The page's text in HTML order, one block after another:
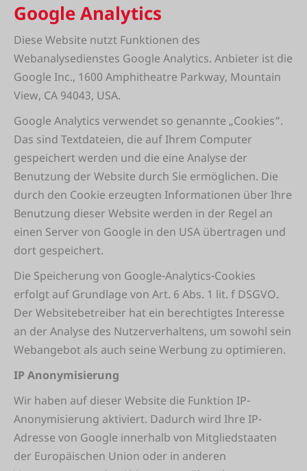
Google Analytics
Diese Website nutzt Funktionen des
Webanalysedienstes Google Analytics. Anbieter ist die
Google Inc., 1600 Amphitheatre Parkway, Mountain
View, CA 94043, USA.
Google Analytics verwendet so genannte „Cookies“.
Das sind Textdateien, die auf Ihrem Computer
gespeichert werden und die eine Analyse der
Benutzung der Website durch Sie ermöglichen. Die
durch den Cookie erzeugten Informationen über Ihre
Benutzung dieser Website werden in der Regel an
einen Server von Google in den USA übertragen und
dort gespeichert.
Die Speicherung von Google-Analytics-Cookies
erfolgt auf Grundlage von Art. 6 Abs. 1 lit. f DSGVO.
Der Websitebetreiber hat ein berechtigtes Interesse
an der Analyse des Nutzerverhaltens, um sowohl sein
Webangebot als auch seine Werbung zu optimieren.
IP Anonymisierung
Wir haben auf dieser Website die Funktion IP-
Anonymisierung aktiviert. Dadurch wird Ihre IP-
Adresse von Google innerhalb von Mitgliedstaaten
der Europäischen Union oder in anderen